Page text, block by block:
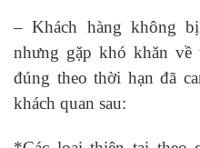
– Khách hàng không
nhưng gặp khó khăn về
đúng theo thời hạn đã
khách quan sau: